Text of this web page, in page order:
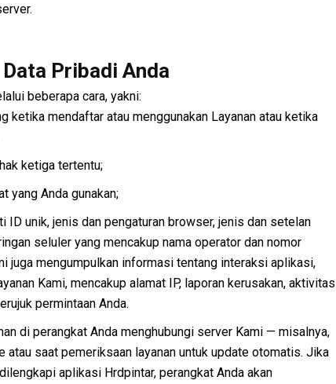
Pribadi Anda
beberapa cara, yakni:
ketika mendaftar atau menggunakan Layanan atau ketika
ketiga tertentu;
yang Anda gunakan;
ID unik, jenis dan pengaturan browser, jenis dan setelan
seluler yang mencakup nama operator dan nomor
juga mengumpulkan informasi tentang interaksi aplikasi,
Kami, mencakup alamat IP, laporan kerusakan, aktivitas
permintaan Anda.
di perangkat Anda menghubungi server Kami — misalnya,
saat pemeriksaan layanan untuk update otomatis. Jika
aplikasi Hrdpintar, perangkat Anda akan